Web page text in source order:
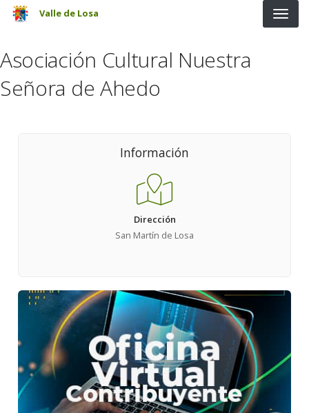
Pasar al contenido principal
Valle de Losa
Asociación Cultural Nuestra
Señora de Ahedo
Información
Dirección
San Martín de Losa